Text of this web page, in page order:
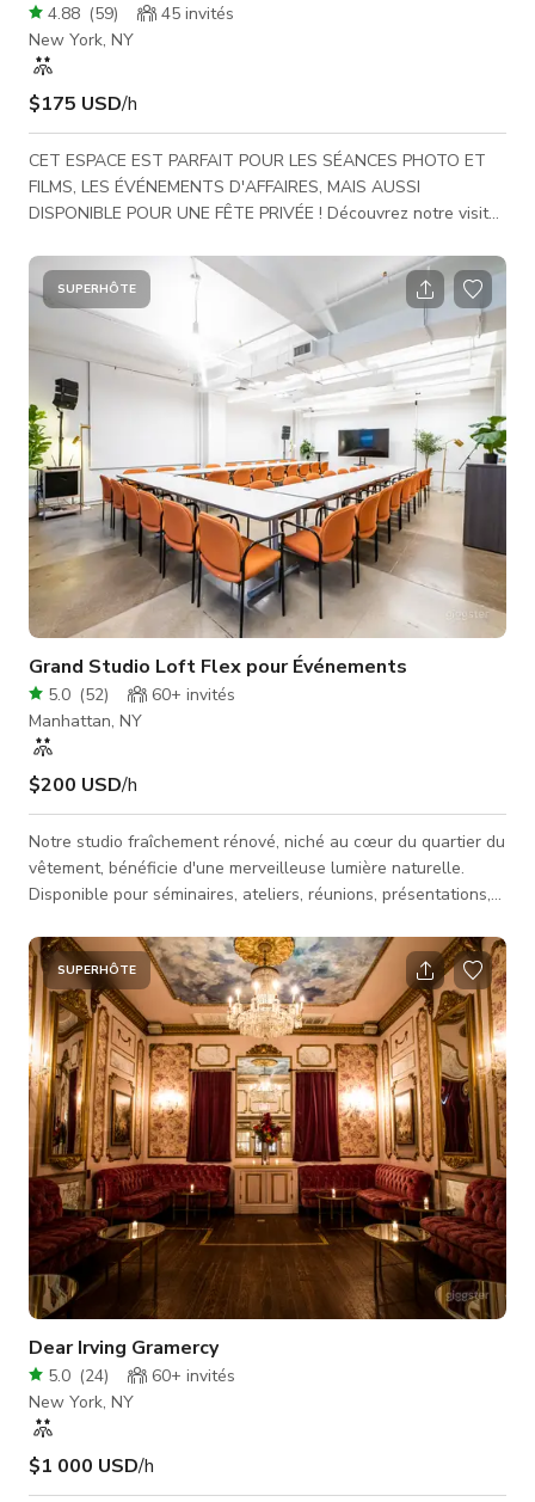
4.88 (59) 45 invités
New York, NY
$175 USD/h
CET ESPACE EST PARFAIT POUR LES SÉANCES PHOTO ET
FILMS, LES ÉVÉNEMENTS D'AFFAIRES, MAIS AUSSI
DISPONIBLE POUR UNE FÊTE PRIVÉE ! Découvrez notre visite
Notre studio fraîchement rénové, situé au cœur du quartier du
Garment District à l'angle de la 38e rue et de la 8e avenue,
bénéficie d'une magnifique lumière naturelle et de vues
imprenables sur NYC. Disponible à la semaine, à la journée ou
à la demi-journée pour produc
SUPERHÔTE
Grand Studio Loft Flex pour Événements
5.0 (52) 60+ invités
Manhattan, NY
$200 USD/h
Notre studio fraîchement rénové, niché au cœur du quartier du
vêtement, bénéficie d'une merveilleuse lumière naturelle.
Disponible pour séminaires, ateliers, réunions, présentations,
également idéal pour les showrooms.
SUPERHÔTE
Dear Irving Gramercy
5.0 (24) 60+ invités
New York, NY
$1 000 USD/h